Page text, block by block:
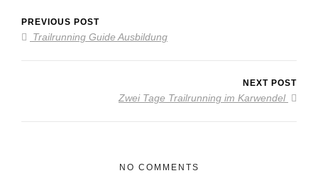
PREVIOUS POST
Trailrunning Guide Ausbildung
NEXT POST
Zwei Tage Trailrunning im Karwendel
NO COMMENTS